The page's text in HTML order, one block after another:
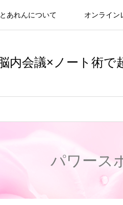
あれんについて オンライン
内会議×ノート術
パワース